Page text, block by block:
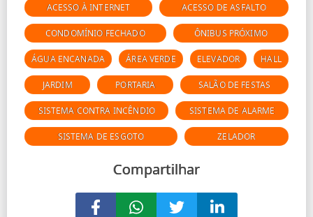
ACESSO À INTERNET ACESSO DE ASFALTO
CONDOMÍNIO FECHADO ÔNIBUS PRÓXIMO
ÁGUA ENCANADA ÁREA VERDE ELEVADOR HALL
JARDIM PORTARIA SALÃO DE FESTAS
SISTEMA CONTRA INCÊNDIO SISTEMA DE ALARME
SISTEMA DE ESGOTO ZELADOR
Compartilhar